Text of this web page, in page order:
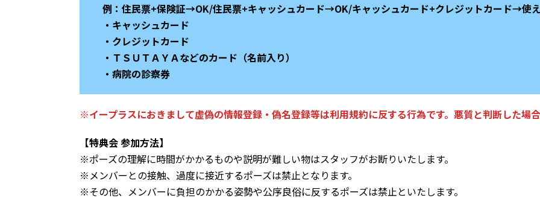
例：住民票+保険証→OK/住民票+キャッシュカード→OK/キャッシュカード+クレジットカード→使
・キャッシュカード
・クレジットカード
・ＴＳＵＴＡＹＡなどのカード（名前入り）
・病院の診察券
※イープラスにおきまして虚偽の情報登録・偽名登録等は利用規約に反する行為です。悪質と判断した場
【特典会 参加方法】
※ポーズの理解に時間がかかるものや説明が難しい物はスタッフがお断りいたします。
※メンバーとの接触、過度に接近するポーズは禁止となります。
※その他、メンバーに負担のかかる姿勢や公序良俗に反するポーズは禁止といたします。